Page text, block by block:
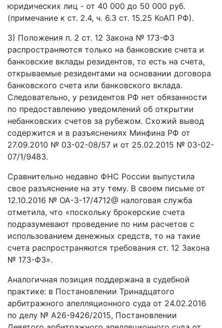
юридических лиц - от 40 000 до 50 000 руб.
(примечание к ст. 2.4, ч. 6.3 ст. 15.25 КоАП РФ).
3) Положения п. 2 ст. 12 Закона № 173-ФЗ
распространяются только на банковские счета и
банковские вклады резидентов, то есть на счета,
открываемые резидентами на основании договора
банковского счета или банковского вклада.
Следовательно, у резидентов РФ нет обязанности
по предоставлению уведомлений об открытии
небанковских счетов за рубежом. Схожий вывод
содержится и в разъяснениях Минфина РФ от
27.09.2010 № 03-02-08/57 и от 25.02.2015 № 03-02-
07/1/9483.
Сравнительно недавно ФНС России выпустила
свое разъяснение на эту тему. В своем письме от
12.10.2016 № ОА-3-17/4712@ налоговая служба
отметила, что «поскольку брокерские счета
подразумевают проведение по ним расчетов с
использованием денежных средств, то на такие
счета распространяются требования ст. 12 Закона
№ 173-ФЗ».
Аналогичная позиция поддержана в судебной
практике: в Постановлении Тринадцатого
арбитражного апелляционного суда от 24.02.2016
по делу № А26-9426/2015, Постановлении